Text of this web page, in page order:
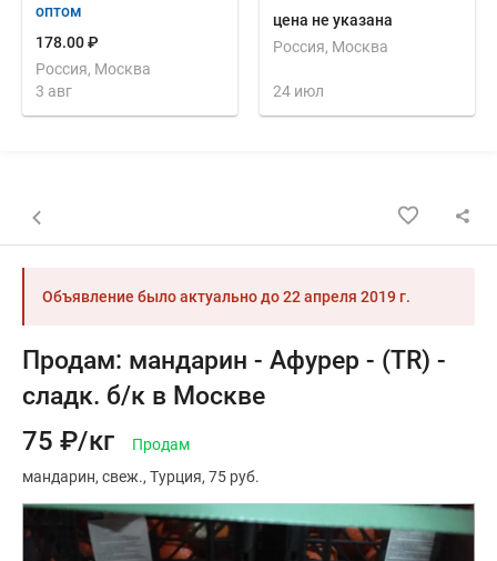
оптом
178.00 ₽
Россия, Москва
3 авг
цена не указана
Россия, Москва
24 июл
Назад к списку объявлений
Объявление было актуально до22 апреля 2019 г.
Продам: мандарин - Афурер - (TR) -
сладк. б/к в Москве
75 ₽/кг
Продам
мандарин свеж. Турция 75 руб.